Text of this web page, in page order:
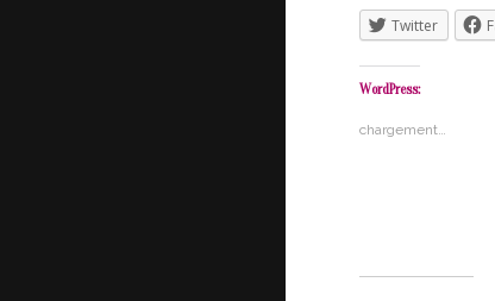
Twitter
WordPress:
chargement…